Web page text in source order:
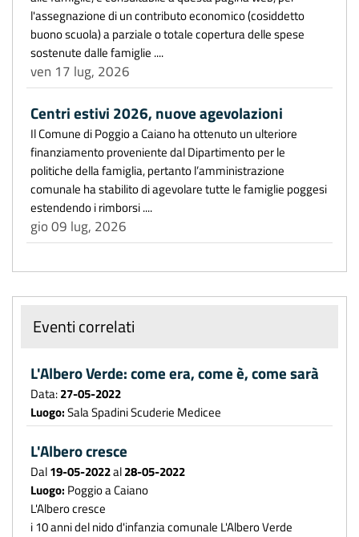
l'assegnazione di un contributo economico (cosiddetto
buono scuola) a parziale o totale copertura delle spese
sostenute dalle famiglie ....
ven 17 lug, 2026
Centri estivi 2026, nuove agevolazioni
Il Comune di Poggio a Caiano ha ottenuto un ulteriore
finanziamento proveniente dal Dipartimento per le
politiche della famiglia, pertanto l’amministrazione
comunale ha stabilito di agevolare tutte le famiglie poggesi
estendendo i rimborsi ....
gio 09 lug, 2026
Eventi correlati
L'Albero Verde: come era, come è, come sarà
Data:27-05-2022
Luogo:Sala Spadini Scuderie Medicee
L'Albero cresce
Dal19-05-2022al28-05-2022
Luogo: Poggio a Caiano
L'Albero cresce
i 10 anni del nido d'infanzia comunale L'Albero Verde